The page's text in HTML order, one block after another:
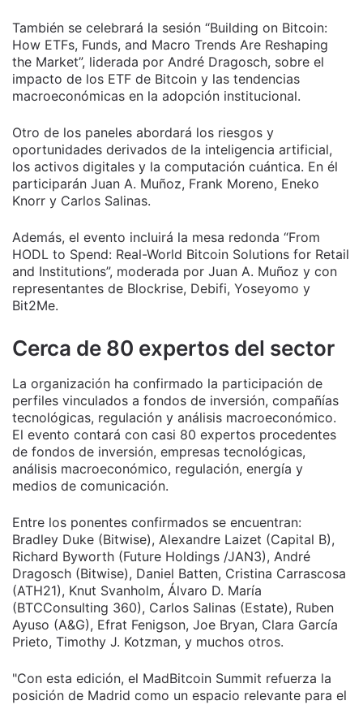
También se celebrará la sesión “Building on Bitcoin:
How ETFs, Funds, and Macro Trends Are Reshaping
the Market”, liderada por André Dragosch, sobre el
impacto de los ETF de Bitcoin y las tendencias
macroeconómicas en la adopción institucional.
Otro de los paneles abordará los riesgos y
oportunidades derivados de la inteligencia artificial,
los activos digitales y la computación cuántica. En él
participarán Juan A. Muñoz, Frank Moreno, Eneko
Knorr y Carlos Salinas.
Además, el evento incluirá la mesa redonda “From
HODL to Spend: Real-World Bitcoin Solutions for Retail
and Institutions”, moderada por Juan A. Muñoz y con
representantes de Blockrise, Debifi, Yoseyomo y
Bit2Me.
Cerca de 80 expertos del sector
La organización ha confirmado la participación de
perfiles vinculados a fondos de inversión, compañías
tecnológicas, regulación y análisis macroeconómico.
El evento contará con casi 80 expertos procedentes
de fondos de inversión, empresas tecnológicas,
análisis macroeconómico, regulación, energía y
medios de comunicación.
Entre los ponentes confirmados se encuentran:
Bradley Duke (Bitwise), Alexandre Laizet (Capital B),
Richard Byworth (Future Holdings /JAN3), André
Dragosch (Bitwise), Daniel Batten, Cristina Carrascosa
(ATH21), Knut Svanholm, Álvaro D. María
(BTCConsulting 360), Carlos Salinas (Estate), Ruben
Ayuso (A&G), Efrat Fenigson, Joe Bryan, Clara García
Prieto, Timothy J. Kotzman, y muchos otros.
"Con esta edición, el MadBitcoin Summit refuerza la
posición de Madrid como un espacio relevante para el